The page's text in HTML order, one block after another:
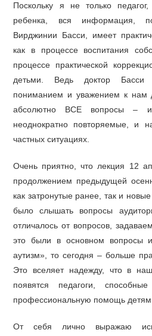
Поскольку я не только
ребенка, вся информация,
Вирджинии Басси, имеет
как в процессе воспитания
процессе практической
детьми. Ведь доктор Басси
пониманием и уважением к
абсолютно ВСЕ вопросы
неоднократно повторяемые, и
частных ситуациях.
Очень приятно, что лекция 12
продолжением предыдущей
как затронутые ранее, так и
было слышать вопросы
отличалось от вопросов,
это были в основном вопросы
аутизм», то сегодня – больше
Это вселяет надежду, что в
появятся педагоги,
профессиональную помощь детям
От себя лично выражаю